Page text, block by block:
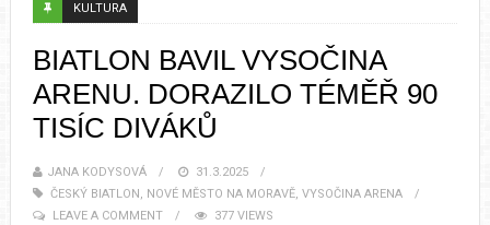
KULTURA
BIATLON BAVIL VYSOČINA
ARENU. DORAZILO TÉMĚŘ 90
TISÍC DIVÁKŮ
JANA KODYSOVÁ
31.3.2025
ČESKÝ BIATLON , NOVÉ MĚSTO NA MORAVĚ, VYSOČINA ARENA
LEAVE A COMMENT
377 VIEWS